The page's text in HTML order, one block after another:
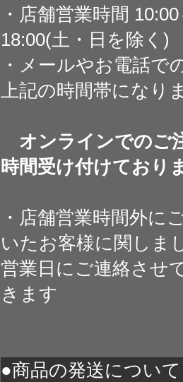
・店舗営業時間
18:00(土・日を除く)
・メールやお電話で
上記の時間帯になり
オンラインでのご
時間受け付けており
・店舗営業時間外に
いたお客様に関しま
営業日にご連絡させ
きます
●商品の発送について